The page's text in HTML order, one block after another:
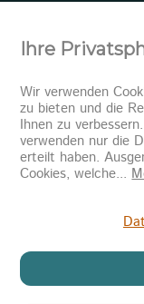
Ihre
Wir verwenden
zu bieten und die
Ihnen zu
verwenden nur die
erteilt haben.
Cookies, welche...